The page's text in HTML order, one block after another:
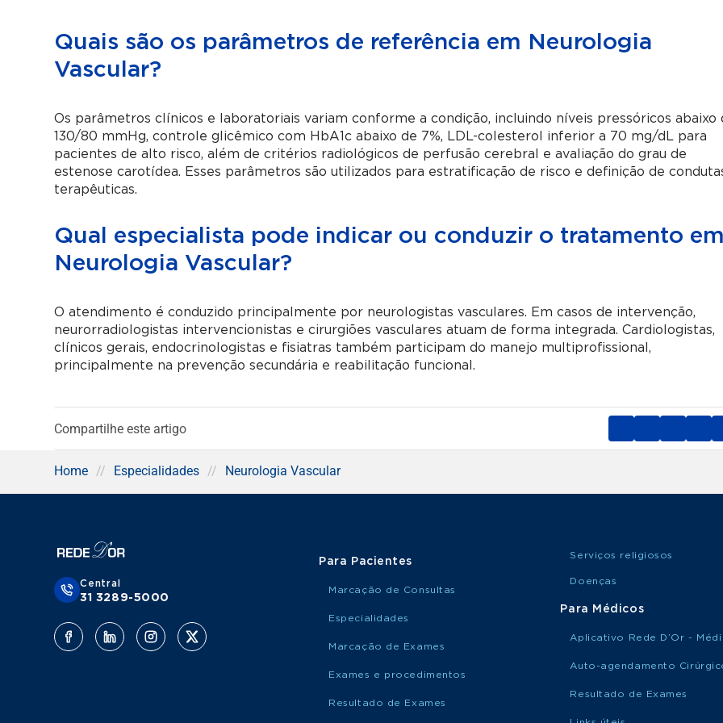
Quais são os parâmetros de referência em Neurologia
Vascular?
Os parâmetros clínicos e laboratoriais variam conforme a condição, incluindo níveis pressóricos abaixo
130/80 mmHg, controle glicêmico com HbA1c abaixo de 7%, LDL-colesterol inferior a 70 mg/dL para
pacientes de alto risco, além de critérios radiológicos de perfusão cerebral e avaliação do grau de
estenose carotídea. Esses parâmetros são utilizados para estratificação de risco e definição de
terapêuticas.
Qual especialista pode indicar ou conduzir o tratamento em
Neurologia Vascular?
O atendimento é conduzido principalmente por neurologistas vasculares. Em casos de intervenção,
neurorradiologistas intervencionistas e cirurgiões vasculares atuam de forma integrada. Cardiologistas,
clínicos gerais, endocrinologistas e fisiatras também participam do manejo multiprofissional,
principalmente na prevenção secundária e reabilitação funcional.
Compartilhe este artigo
Home // Especialidades // Neurologia Vascular
Central
31 3289-5000
Para Pacientes
Marcação de Consultas
Especialidades
Marcação de Exames
Exames e procedimentos
Resultado de Exames
Serviços religiosos
Doenças
Para Médicos
Aplicativo Rede D’Or -
Auto-agendamento
Resultado de Exames